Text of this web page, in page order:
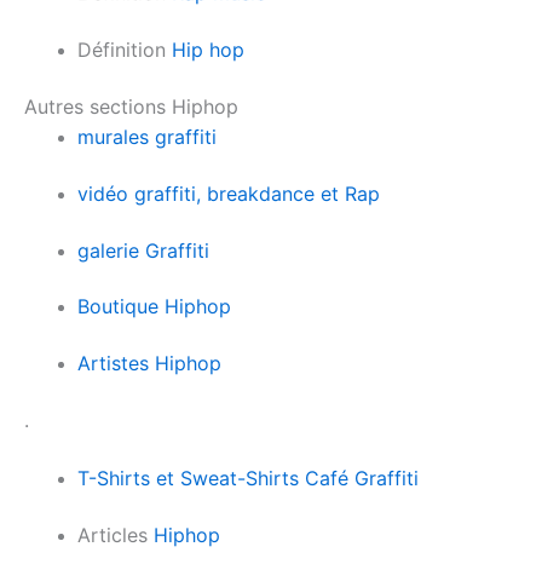
Définition Hip hop
Autres sections Hiphop
murales graffiti
vidéo graffiti, breakdance et Rap
galerie Graffiti
Boutique Hiphop
Artistes Hiphop
.
T-Shirts et Sweat-Shirts Café Graffiti
Articles Hiphop